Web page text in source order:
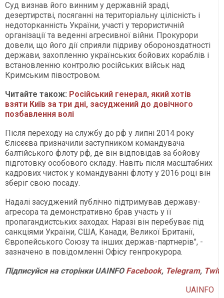
Суд визнав його винним у державній зраді,
дезертирстві, посяганні на територіальну цілісність і
недоторканність України, участі у терористичній
організації та веденні агресивної війни. Прокурори
довели, що його дії сприяли підриву обороноздатності
держави, захопленню українських бойових кораблів і
встановленню контролю російських військ над
Кримським півостровом.
Читайте також: Російський генерал, який хотів
взяти Київ за три дні, засуджений до довічного
позбавлення волі
Після переходу на службу до рф у липні 2014 року
Єлісєєва призначили заступником командувача
балтійського флоту рф, де він відповідав за бойову
підготовку особового складу. Навіть після масштабних
кадрових чисток у командуванні флоту у 2016 році він
зберіг свою посаду.
Надалі засуджений публічно підтримував державу-
агресора та демонстративно брав участь у її
пропагандистських заходах. Наразі він перебуває під
санкціями України, США, Канади, Великої Британії,
Європейського Союзу та інших держав-партнерів", -
зазначено в повідомленні Офісу генпрокурора.
ПідписуйсянасторінкиUAINFO Facebook, Telegram,
UAINFO